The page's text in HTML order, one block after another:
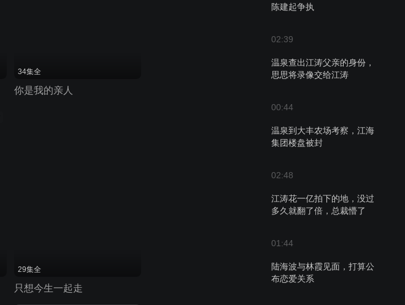
陈建起争执
02:39
温泉查出江涛父亲的身份，
思思将录像交给江涛
00:44
温泉到大丰农场考察，江海
集团楼盘被封
02:48
江涛花一亿拍下的地，没过
多久就翻了倍，总裁懵了
01:44
陆海波与林霞见面，打算公
布恋爱关系
34集全
你是我的亲人
29集全
只想今生一起走